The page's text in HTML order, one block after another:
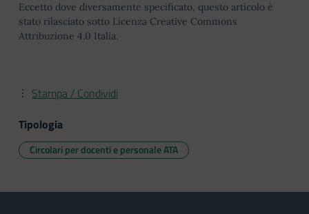
Eccetto dove diversamente specificato, questo articolo è
stato rilasciato sotto Licenza Creative Commons
Attribuzione 4.0 Italia.
Stampa / Condividi
Tipologia
Circolari per docenti e personale ATA